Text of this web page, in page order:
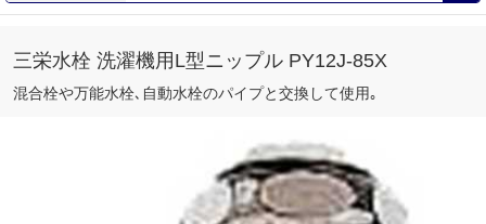
三栄水栓 洗濯機用L型ニップル PY12J‐85X
混合栓や万能水栓､自動水栓のパイプと交換して使用｡